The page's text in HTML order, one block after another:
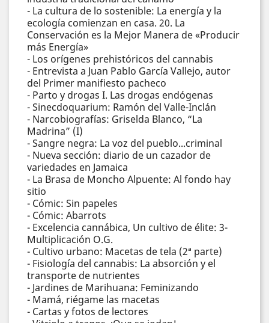
- La cultura de lo sostenible: La energía y la
ecología comienzan en casa. 20. La
Conservación es la Mejor Manera de «Producir
más Energía»
- Los orígenes prehistóricos del cannabis
- Entrevista a Juan Pablo García Vallejo, autor
del Primer manifiesto pacheco
- Parto y drogas I. Las drogas endógenas
- Sinecdoquarium: Ramón del Valle-Inclán
- Narcobiografías: Griselda Blanco, “La
Madrina” (I)
- Sangre negra: La voz del pueblo...criminal
- Nueva sección: diario de un cazador de
variedades en Jamaica
- La Brasa de Moncho Alpuente: Al fondo hay
sitio
- Cómic: Sin papeles
- Cómic: Abarrots
- Excelencia cannábica, Un cultivo de élite: 3-
Multiplicación O.G.
- Cultivo urbano: Macetas de tela (2ª parte)
- Fisiología del cannabis: La absorción y el
transporte de nutrientes
- Jardines de Marihuana: Feminizando
- Mamá, riégame las macetas
- Cartas y fotos de lectores